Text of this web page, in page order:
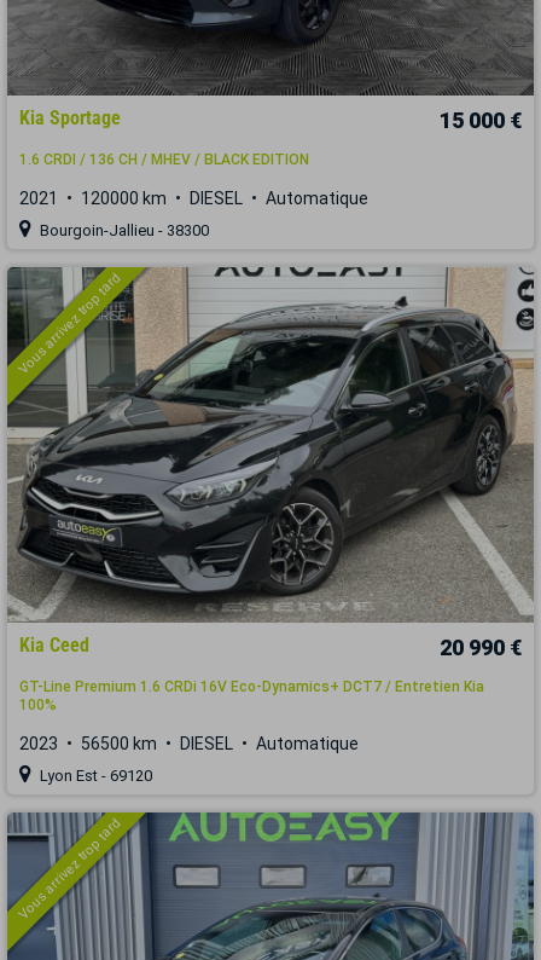
Kia Sportage 15 000 €
1.6 CRDI / 136 CH / MHEV / BLACK EDITION
2021 120000 km DIESEL Automatique
Bourgoin-Jallieu - 38300
Vous arrivez trop tard
Kia Ceed 20 990 €
GT-Line Premium 1.6 CRDi 16V Eco-Dynamics+ DCT7 / Entretien Kia
100%
2023 56500 km DIESEL Automatique
Lyon Est - 69120
Vous arrivez trop tard